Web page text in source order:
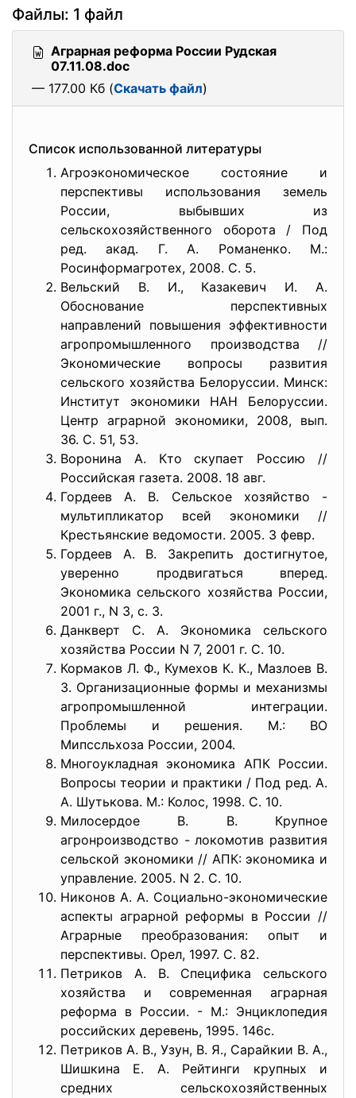
Файлы: 1 файл
Аграрная реформа России Рудская
07.11.08.doc
— 177.00 Кб (Скачать файл)
Список использованной литературы
Агроэкономическое состояние и
перспективы использования земель
России, выбывших из
сельскохозяйственного оборота / Под
ред. акад. Г. А. Романенко. М.:
Росинформагротех, 2008. С. 5.
Вельский В. И., Казакевич И. А.
Обоснование перспективных
направлений повышения эффективности
агропромышленного производства //
Экономические вопросы развития
сельского хозяйства Белоруссии. Минск:
Институт экономики НАН Белоруссии.
Центр аграрной экономики, 2008, вып.
36. С. 51, 53.
Воронина А. Кто скупает Россию //
Российская газета. 2008. 18 авг.
Гордеев А. В. Сельское хозяйство -
мультипликатор всей экономики //
Крестьянские ведомости. 2005. 3 февр.
Гордеев А. В. Закрепить достигнутое,
уверенно продвигаться вперед.
Экономика сельского хозяйства России,
2001 г., N 3, с. 3.
Данкверт С. А. Экономика сельского
хозяйства России N 7, 2001 г. С. 10.
Кормаков Л. Ф., Кумехов К. К., Мазлоев В.
3. Организационные формы и механизмы
агропромышленной интеграции.
Проблемы и решения. М.: ВО
Мипссльхоза России, 2004.
Многоукладная экономика АПК России.
Вопросы теории и практики / Под ред. А.
А. Шутькова. М.: Колос, 1998. С. 10.
Милосердое В. В. Крупное
агронроизводство - локомотив развития
сельской экономики // АПК: экономика и
управление. 2005. N 2. С. 10.
Никонов А. А. Социально-экономические
аспекты аграрной реформы в России //
Аграрные преобразования: опыт и
перспективы. Орел, 1997. С. 82.
Петриков А. В. Специфика сельского
хозяйства и современная аграрная
реформа в России. - М.: Энциклопедия
российских деревень, 1995. 146с.
Петриков А. В., Узун, В. Я., Сарайкии В. А.,
Шишкина Е. А. Рейтинги крупных и
средних сельскохозяйственных